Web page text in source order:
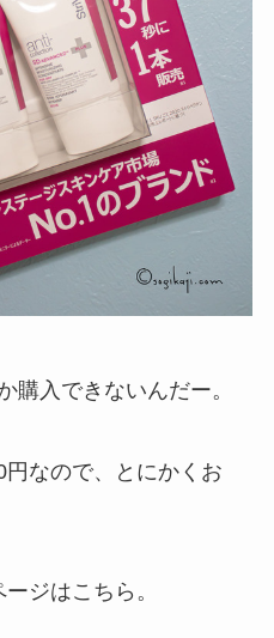
購入できないんだー。
なので、とにかくお
ジはこちら。